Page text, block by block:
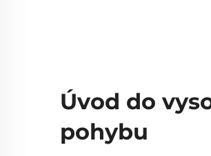
Úvod do
pohybu